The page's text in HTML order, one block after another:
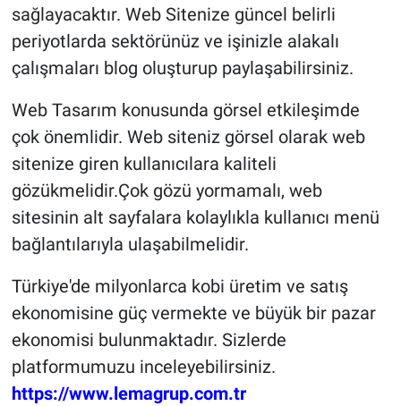
sağlayacaktır. Web Sitenize güncel belirli
periyotlarda sektörünüz ve işinizle alakalı
çalışmaları blog oluşturup paylaşabilirsiniz.
Web Tasarım konusunda görsel etkileşimde
çok önemlidir. Web siteniz görsel olarak web
sitenize giren kullanıcılara kaliteli
gözükmelidir.Çok gözü yormamalı, web
sitesinin alt sayfalara kolaylıkla kullanıcı menü
bağlantılarıyla ulaşabilmelidir.
Türkiye'de milyonlarca kobi üretim ve satış
ekonomisine güç vermekte ve büyük bir pazar
ekonomisi bulunmaktadır. Sizlerde
platformumuzu inceleyebilirsiniz.
https://www.lemagrup.com.tr